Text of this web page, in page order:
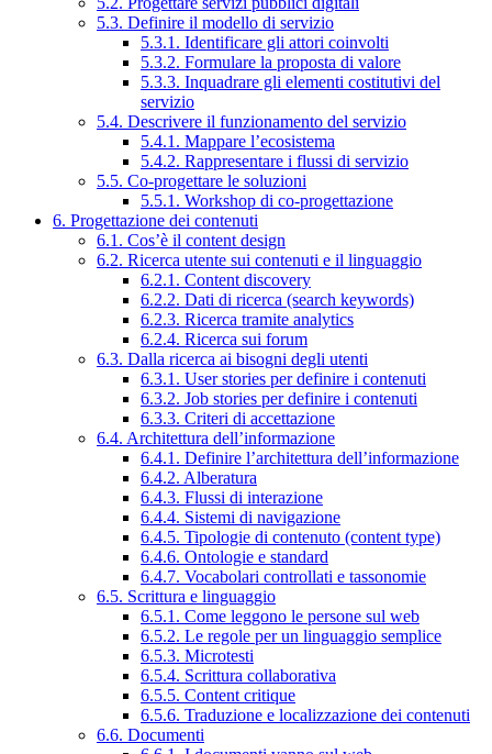
5.3. Definire il modello di servizio
5.3.1. Identificare gli attori coinvolti
5.3.2. Formulare la proposta di valore
5.3.3. Inquadrare gli elementi costitutivi del
servizio
5.4. Descrivere il funzionamento del servizio
5.4.1. Mappare l’ecosistema
5.4.2. Rappresentare i flussi di servizio
5.5. Co-progettare le soluzioni
5.5.1. Workshop di co-progettazione
6. Progettazione dei contenuti
6.1. Cos’è il content design
6.2. Ricerca utente sui contenuti e il linguaggio
6.2.1. Content discovery
6.2.2. Dati di ricerca (search keywords)
6.2.3. Ricerca tramite analytics
6.2.4. Ricerca sui forum
6.3. Dalla ricerca ai bisogni degli utenti
6.3.1. User stories per definire i contenuti
6.3.2. Job stories per definire i contenuti
6.3.3. Criteri di accettazione
6.4. Architettura dell’informazione
6.4.1. Definire l’architettura dell’informazione
6.4.2. Alberatura
6.4.3. Flussi di interazione
6.4.4. Sistemi di navigazione
6.4.5. Tipologie di contenuto (content type)
6.4.6. Ontologie e standard
6.4.7. Vocabolari controllati e tassonomie
6.5. Scrittura e linguaggio
6.5.1. Come leggono le persone sul web
6.5.2. Le regole per un linguaggio semplice
6.5.3. Microtesti
6.5.4. Scrittura collaborativa
6.5.5. Content critique
6.5.6. Traduzione e localizzazione dei contenuti
6.6. Documenti